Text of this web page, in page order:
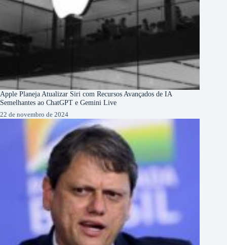
Apple Planeja Atualizar Siri com Recursos Avançados de IA
Semelhantes ao ChatGPT e Gemini Live
22 de novembro de 2024